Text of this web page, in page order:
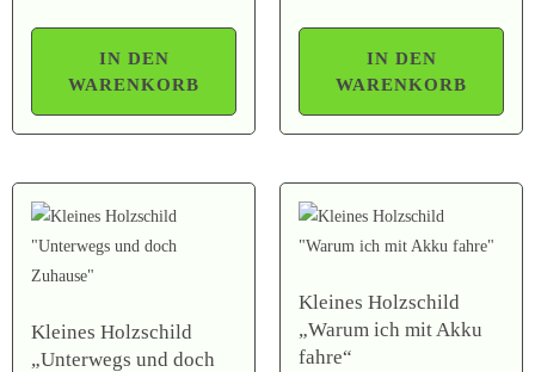
IN DEN
WARENKORB
IN DEN
WARENKORB
Kleines Holzschild
„Unterwegs und doch
Kleines Holzschild
„Warum ich mit Akku
fahre“